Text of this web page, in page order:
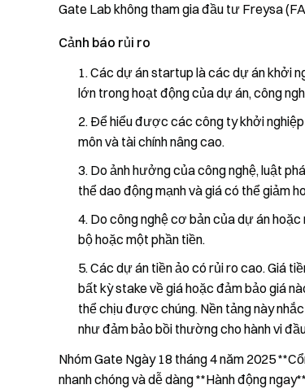
Gate Lab không tham gia đầu tư Freysa
Cảnh báo rủi ro
Các dự án startup là các dự án khởi
lớn trong hoạt động của dự án, công
Để hiểu được các công ty khởi
môn và tài chính nâng cao.
Do ảnh hưởng của công nghệ, luật
thể dao động mạnh và giá có thể giảm
Do công nghệ cơ bản của dự án
bộ hoặc một phần tiền.
Các dự án tiền ảo có rủi ro cao. Giá
bất kỳ stake về giá hoặc đảm bảo giá
thể chịu được chúng. Nền tảng này
như đảm bảo bồi thường cho hành vi
Nhóm Gate Ngày 18 tháng 4 năm 2025
nhanh chóng và dễ dàng **Hành động ngay**